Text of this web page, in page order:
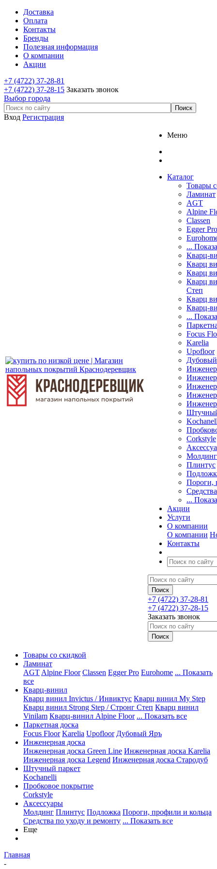
Доставка
Оплата
Контакты
Бренды
Полезная информация
О компании
Акции
+7 (4722) 37-28-81
+7 (4722) 37-28-15 Заказать звонок
Выбор города
Вход Регистрация
Меню
Каталог
Товары
Ламинат
AGT
Alpine
Classen
Egger Pro
...
Кварц-
Кварц
Кварц
Кварц
Степ
Кварц
Кварц-
...
Focus
Karelia
Upofloor
Corkstyle
Молдинг
Плинтус
Пороги,
...
Акции
Услуги
О компании
О компании
Контакты
+7 (4722) 37-28-81
+7 (4722) 37-28-15
Заказать звонок
Товары со скидкой
Ламинат
AGT Alpine Floor Classen Egger Pro Eurohome ... Показать
все
Кварц-винил
Кварц винил Invictus / Инвиктус Кварц винил My Step
Кварц винил Strong Step / Стронг Степ Кварц винил
Vinilam Кварц-винил Alpine Floor ... Показать все
Паркетная доска
Focus Floor Karelia Upofloor Дубовый Яръ
Инженерная доска
Инженерная доска Green Line Инженерная доска Karelia
Инженерная доска Legend Инженерная доска Стародуб
Штучный паркет
Kochanelli
Пробковое покрытие
Corkstyle
Аксессуары
Молдинг Плинтус Подложка Пороги, профили и кольца
Средства по уходу и ремонту ... Показать все
Еще
Главная
-